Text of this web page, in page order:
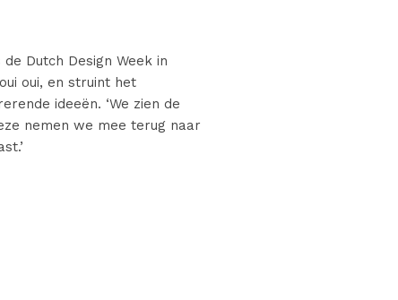
Dutch Design Week in
oui, en struint het
ideeën. ‘We zien de
nemen we mee terug naar